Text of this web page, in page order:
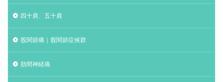
四十肩、五十肩
股関節痛｜股関節症候群
肋間神経痛